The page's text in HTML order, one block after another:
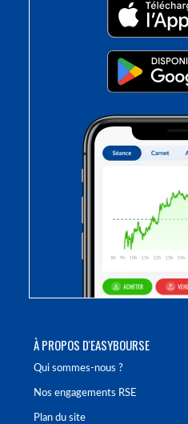
À PROPOS D'EASYBOURSE
Qui sommes-nous ?
Nos engagements RSE
Plan du site